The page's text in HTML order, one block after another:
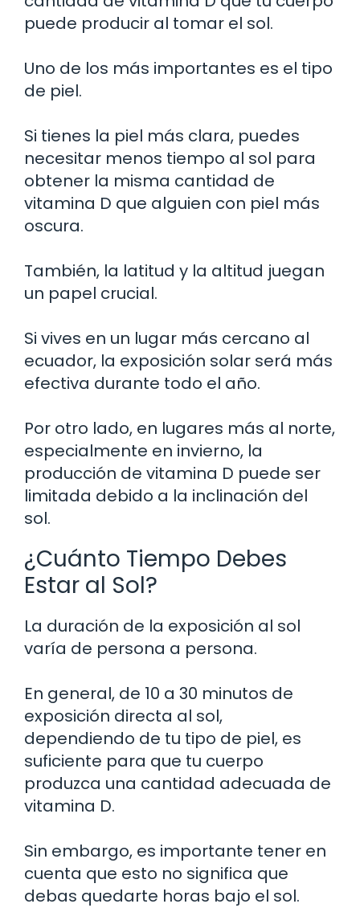
puede producir al tomar el sol.
Uno de los más importantes es el tipo
de piel.
Si tienes la piel más clara, puedes
necesitar menos tiempo al sol para
obtener la misma cantidad de
vitamina D que alguien con piel más
oscura.
También, la latitud y la altitud juegan
un papel crucial.
Si vives en un lugar más cercano al
ecuador, la exposición solar será más
efectiva durante todo el año.
Por otro lado, en lugares más al norte,
especialmente en invierno, la
producción de vitamina D puede ser
limitada debido a la inclinación del
sol.
¿Cuánto Tiempo Debes
Estar al Sol?
La duración de la exposición al sol
varía de persona a persona.
En general, de 10 a 30 minutos de
exposición directa al sol,
dependiendo de tu tipo de piel, es
suficiente para que tu cuerpo
produzca una cantidad adecuada de
vitamina D.
Sin embargo, es importante tener en
cuenta que esto no significa que
debas quedarte horas bajo el sol.